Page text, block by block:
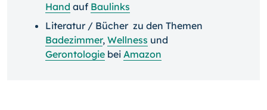
Hand auf Baulinks
Literatur / Bücher zu den Themen
Badezimmer, Wellness und
Gerontologie bei Amazon